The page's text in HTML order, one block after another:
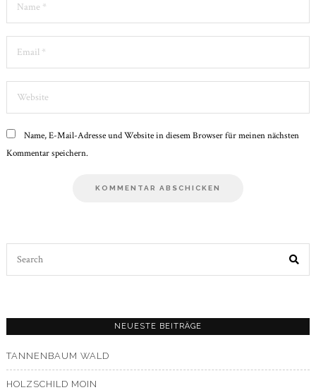
Name, E-Mail-Adresse und Website in diesem Browser für meinen nächsten
Kommentar speichern.
NEUESTE BEITRÄGE
TANNENBAUM WALD
HOLZSCHILD MOIN